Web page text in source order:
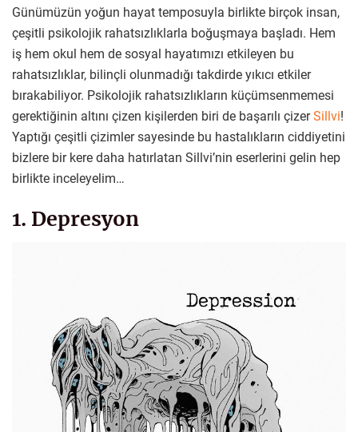
Günümüzün yoğun hayat temposuyla birlikte birçok insan,
çeşitli psikolojik rahatsızlıklarla boğuşmaya başladı. Hem
iş hem okul hem de sosyal hayatımızı etkileyen bu
rahatsızlıklar, bilinçli olunmadığı takdirde yıkıcı etkiler
bırakabiliyor. Psikolojik rahatsızlıkların küçümsenmemesi
gerektiğinin altını çizen kişilerden biri de başarılı çizerSillvi!
Yaptığı çeşitli çizimler sayesinde bu hastalıkların ciddiyetini
bizlere bir kere daha hatırlatan Sillvi’nin eserlerini gelin hep
birlikte inceleyelim…
1. Depresyon